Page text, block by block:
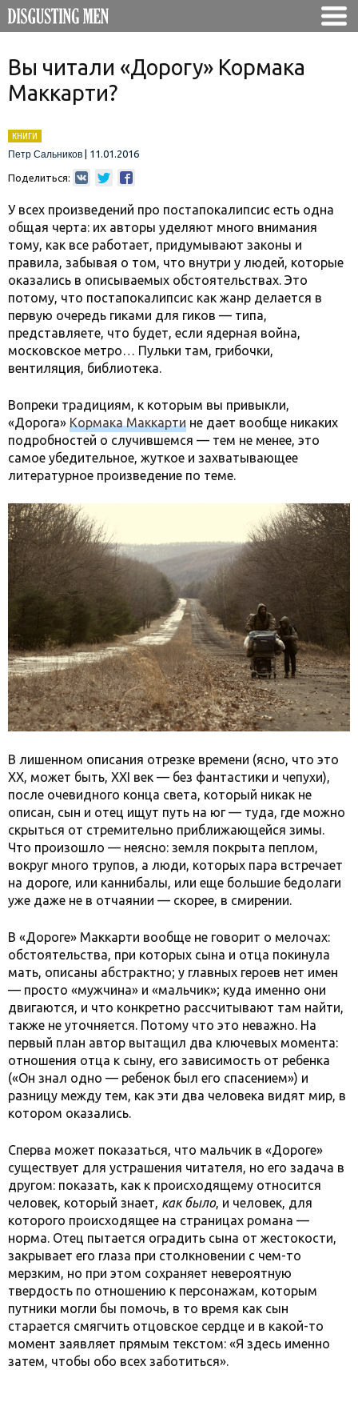
Вы читали «Дорогу» Кормака
Маккарти?
КНИГИ
Петр Сальников
11.01.2016
Поделиться:
У всех произведений про постапокалипсис есть одна
общая черта: их авторы уделяют много внимания
тому, как все работает, придумывают законы и
правила, забывая о том, что внутри у людей, которые
оказались в описываемых обстоятельствах. Это
потому, что постапокалипсис как жанр делается в
первую очередь гиками для гиков — типа,
представляете, что будет, если ядерная война,
московское метро… Пульки там, грибочки,
вентиляция, библиотека.
Вопреки традициям, к которым вы привыкли,
«Дорога» Кормака Маккарти не дает вообще никаких
подробностей о случившемся — тем не менее, это
самое убедительное, жуткое и захватывающее
литературное произведение по теме.
В лишенном описания отрезке времени (ясно, что это
XX, может быть, XXI век — без фантастики и чепухи),
после очевидного конца света, который никак не
описан, сын и отец ищут путь на юг — туда, где можно
скрыться от стремительно приближающейся зимы.
Что произошло — неясно: земля покрыта пеплом,
вокруг много трупов, а люди, которых пара встречает
на дороге, или каннибалы, или еще большие бедолаги
уже даже не в отчаянии — скорее, в смирении.
В «Дороге» Маккарти вообще не говорит о мелочах:
обстоятельства, при которых сына и отца покинула
мать, описаны абстрактно; у главных героев нет имен
— просто «мужчина» и «мальчик»; куда именно они
двигаются, и что конкретно рассчитывают там найти,
также не уточняется. Потому что это неважно. На
первый план автор вытащил два ключевых момента:
отношения отца к сыну, его зависимость от ребенка
(«Он знал одно — ребенок был его спасением») и
разницу между тем, как эти два человека видят мир, в
котором оказались.
Сперва может показаться, что мальчик в «Дороге»
существует для устрашения читателя, но его задача в
другом: показать, как к происходящему относится
человек, который знает, как было, и человек, для
которого происходящее на страницах романа —
норма. Отец пытается оградить сына от жестокости,
закрывает его глаза при столкновении с чем-то
мерзким, но при этом сохраняет невероятную
твердость по отношению к персонажам, которым
путники могли бы помочь, в то время как сын
старается смягчить отцовское сердце и в какой-то
момент заявляет прямым текстом: «Я здесь именно
затем, чтобы обо всех заботиться».